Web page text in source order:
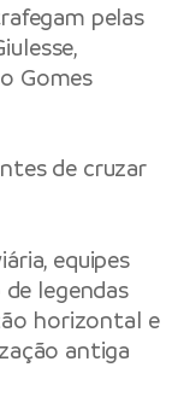
pelas
Gomes
de cruzar
equipes
legendas
horizontal e
antiga